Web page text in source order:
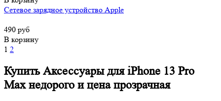
Сетевое зарядное устройство Apple
490 руб
В корзину
1 2
Купить Аксессуары для iPhone 13 Pro
Max недорого и цена прозрачная